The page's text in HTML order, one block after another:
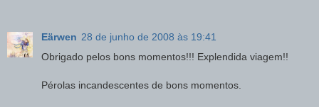
Eärwen 28 de junho de 2008 às 19:41
Obrigado pelos bons momentos!!! Explendida viagem!!
Pérolas incandescentes de bons momentos.